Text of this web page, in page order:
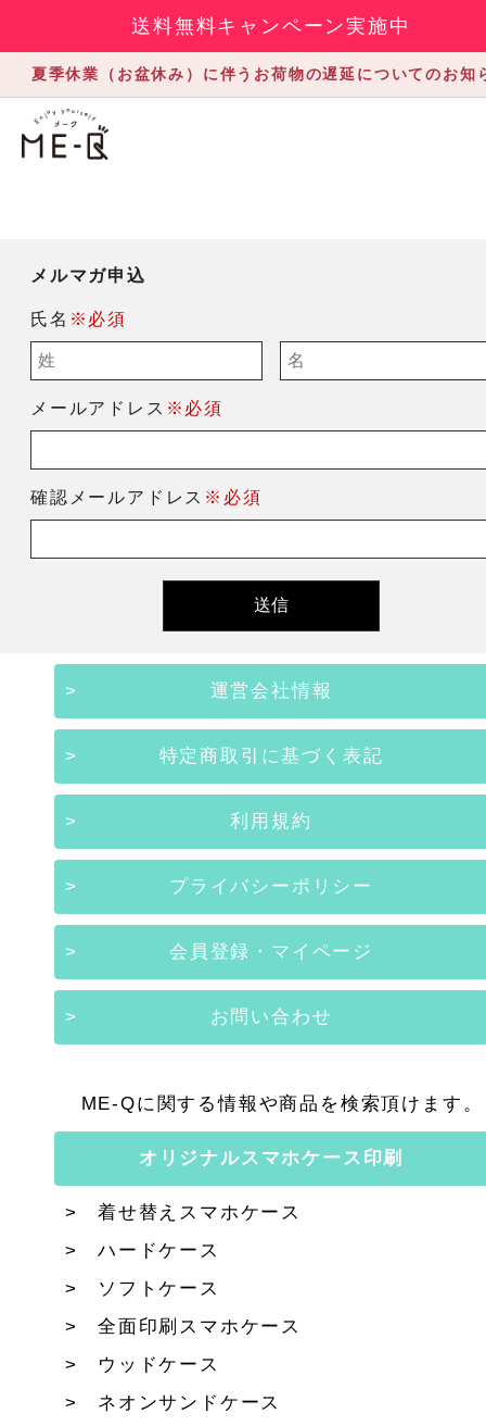
送料無料キャンペーン実施中
夏季休業（お盆休み）に伴うお荷物の遅延についてのお知
メルマガ申込
氏名 ※必須
メールアドレス ※必須
確認メールアドレス ※必須
運営会社情報
特定商取引に基づく表記
利用規約
プライバシーポリシー
会員登録・マイページ
お問い合わせ
ME-Qに関する情報や商品を検索頂けます。
オリジナルスマホケース印刷
着せ替えスマホケース
ハードケース
ソフトケース
全面印刷スマホケース
ウッドケース
ネオンサンドケース